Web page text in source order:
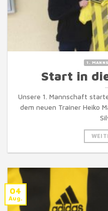
1.
Start in
Unsere 1. Mannschaft
dem neuen Trainer Heiko
04
Aug.